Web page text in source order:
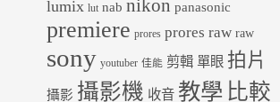
lumix lut nab nikon panasonic
premiere prores prores raw raw
sony youtuber 佳能 剪輯 單眼 拍片
攝影 攝影機 收音 教學 比較